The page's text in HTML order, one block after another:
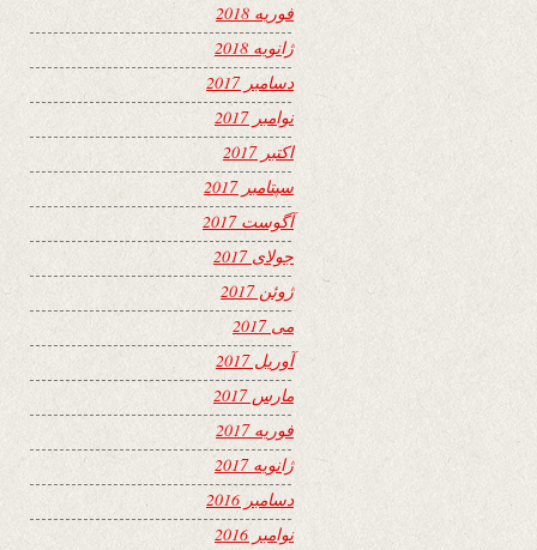
فوریه 2018
ژانویه 2018
دسامبر 2017
نوامبر 2017
اکتبر 2017
سپتامبر 2017
آگوست 2017
جولای 2017
ژوئن 2017
می 2017
آوریل 2017
مارس 2017
فوریه 2017
ژانویه 2017
دسامبر 2016
نوامبر 2016